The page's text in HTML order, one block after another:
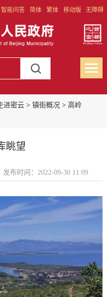
智能问答 简体 繁体 移动版 无障碍
进密云> 镇街概况 > 高岭
眺望
发布时间：2022-09-30 11:09